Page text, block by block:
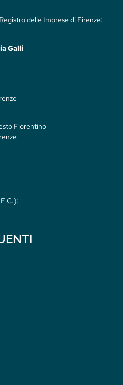
delle Imprese di Firenze:
Galli
Fiorentino